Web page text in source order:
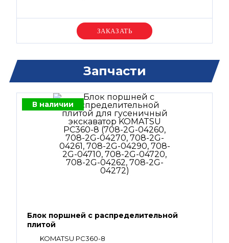
Уточняйте цену
Запчасти
В наличии
Блок поршней c распределительной
плитой
KOMATSU PC360-8